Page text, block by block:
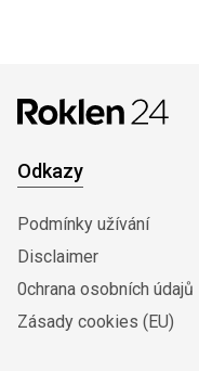
Odkazy
Podmínky užívání
Disclaimer
0chrana osobních údajů
Zásady cookies (EU)